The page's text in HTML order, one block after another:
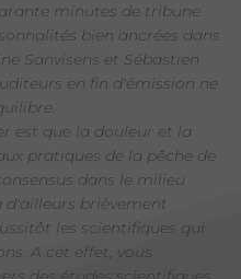
minutes de tribune
bien ancrées dans
Sanvisens et Sébastien
en fin d'émission ne
est que la douleur et la
pratiques de la pêche de
dans le milieu
d'ailleurs brièvement
les scientifiques qui
A cet effet, vous